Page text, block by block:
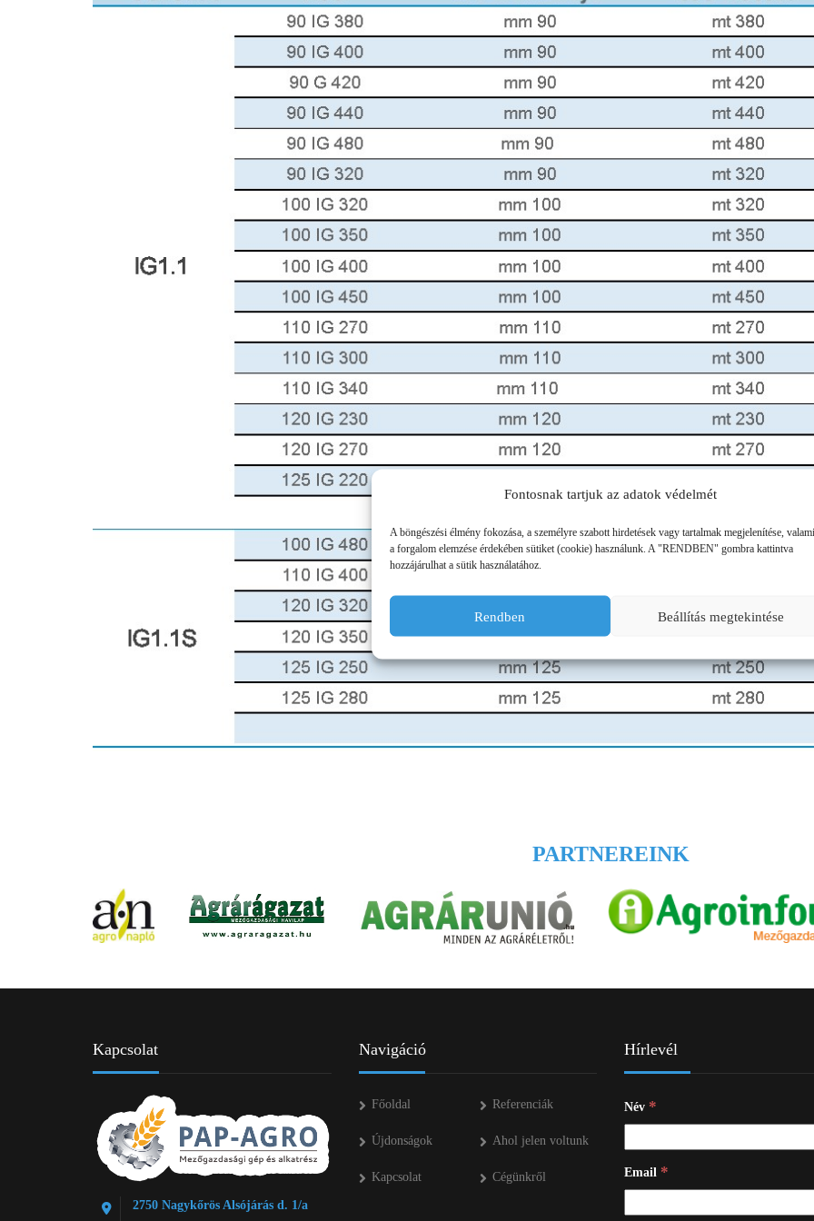
Fontosnak tartjuk az adatok védelmét
A böngészési élmény fokozása, a személyre szabott hirdetések vagy tartalmak megjelenítése,
a forgalom elemzése érdekében sütiket (cookie) használunk. A "RENDBEN" gombra kattintva
hozzájárulhat a sütik használatához.
Rendben Beállítás megtekintése
SZÁLLÍTÓ JÁRMŰVEK,
PERMETEZŐGÉPEK
SZÁRZÚZÓK, RÉZSŰZÚZÓK
HÍGTRÁGYA KEZELŐ GÉPEK
ÖNTÖZŐGÉPEK
MAGASNYOMÁSÚ TISZTÍTÓK
KOVÁCSOLTVAS
ÜZEMANYAGTARTÁLYOK ÉS
TARTOZÉKAI
ÜZEMANYAG TÁROLÓK
MŰTRÁGYASZÓROK
IDROFOGLIA KERTITOX
LEMKEN MANDALS
OPALL-AGRI SLURRYKAT
TRACLIFT TURQUAGRO
WESTERN ZAFFRANI
ZOOMLION
PARTNEREINK
Kapcsolat
2750 Nagykőrös Alsójárás d. 1/a
Navigáció
Főoldal Referenciák
Újdonságok Ahol jelen voltunk
Kapcsolat Cégünkről
Hírlevél
Név *
Email *